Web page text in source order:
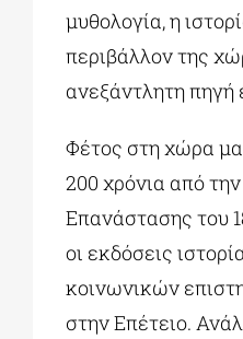
μυθολογία, η
περιβάλλον της
ανεξάντλητη πηγή
Φέτος στη χώρα
200 χρόνια από
Επανάστασης του
οι εκδόσεις
κοινωνικών
στην Επέτειο.